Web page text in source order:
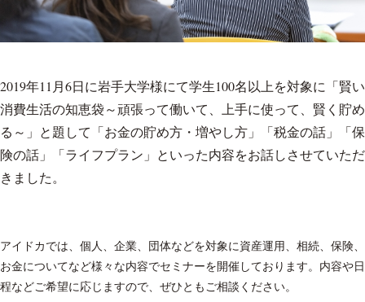
2019年11月6日に岩手大学様にて学生100名以上を対象に「賢い
消費生活の知恵袋～頑張って働いて、上手に使って、賢く貯め
る～」と題して「お金の貯め方・増やし方」「税金の話」「保
険の話」「ライフプラン」といった内容をお話しさせていただ
きました。
アイドカでは、個人、企業、団体などを対象に資産運用、相続、保険、
お金についてなど様々な内容でセミナーを開催しております。内容や日
程などご希望に応じますので、ぜひともご相談ください。